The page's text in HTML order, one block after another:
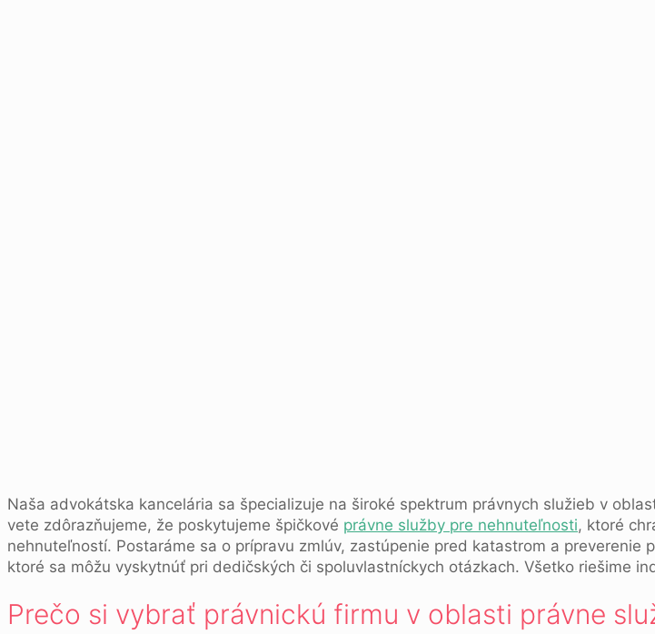
Naša advokátska kancelária sa špecializuje na široké spektrum právnych služieb v
vete zdôrazňujeme, že poskytujeme špičkové právne služby pre nehnuteľnosti, ktoré
nehnuteľností. Postaráme sa o prípravu zmlúv, zastúpenie pred katastrom a preverenie
ktoré sa môžu vyskytnúť pri dedičských či spoluvlastníckych otázkach. Všetko riešime
Prečo si vybrať právnickú firmu v oblasti právne